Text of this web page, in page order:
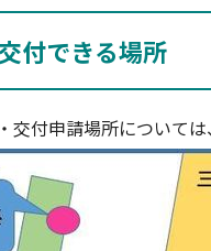
付できる場所
交付申請場所について